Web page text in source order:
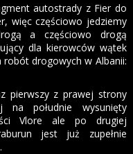
autostrady z Fier do
więc częściowo jedziemy
a częściowo drogą
dla kierowców wątek
drogowych w Albanii:
pierwszy z prawej strony
południe wysunięty
Vlore ale po drugiej
jest już zupełnie